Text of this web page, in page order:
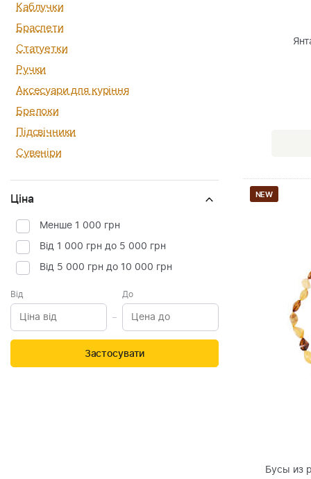
Каблучки
Браслети
Статуетки
Ручки
Аксесуари для куріння
Брелоки
Підсвічники
Сувеніри
Ціна
Менше 1 000 грн
Від 1 000 грн до 5 000 грн
Від 5 000 грн до 10 000 грн
Від До
Застосувати
NEW
Бусы из